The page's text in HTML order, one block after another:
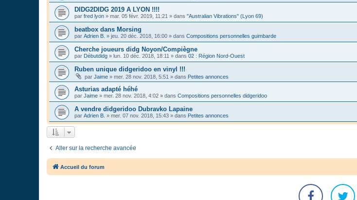
DIDG2DIDG 2019 A LYON !!!!
par fred lyon » mar. 05 févr. 2019, 11:21 » dans "Australian Vibrations" (Lyon 69)
beatbox dans Morsing
par Adrien B. » jeu. 20 déc. 2018, 16:00 » dans Compositions personnelles guimbarde
Cherche joueurs didg Noyon/Compiègne
par Débutdidg » lun. 10 déc. 2018, 18:11 » dans 02 : Région Nord-Ouest
Ruben unique didgeridoo en vinyl !!!
par Jaime » mer. 28 nov. 2018, 5:51 » dans Petites annonces
Asturias adapté héhé
par Jaime » mer. 28 nov. 2018, 4:02 » dans Compositions personnelles didgeridoo
A vendre didgeridoo Dubravko Lapaine
par Adrien B. » mer. 07 nov. 2018, 15:43 » dans Petites annonces
Aller sur la recherche avancée
Accueil du forum